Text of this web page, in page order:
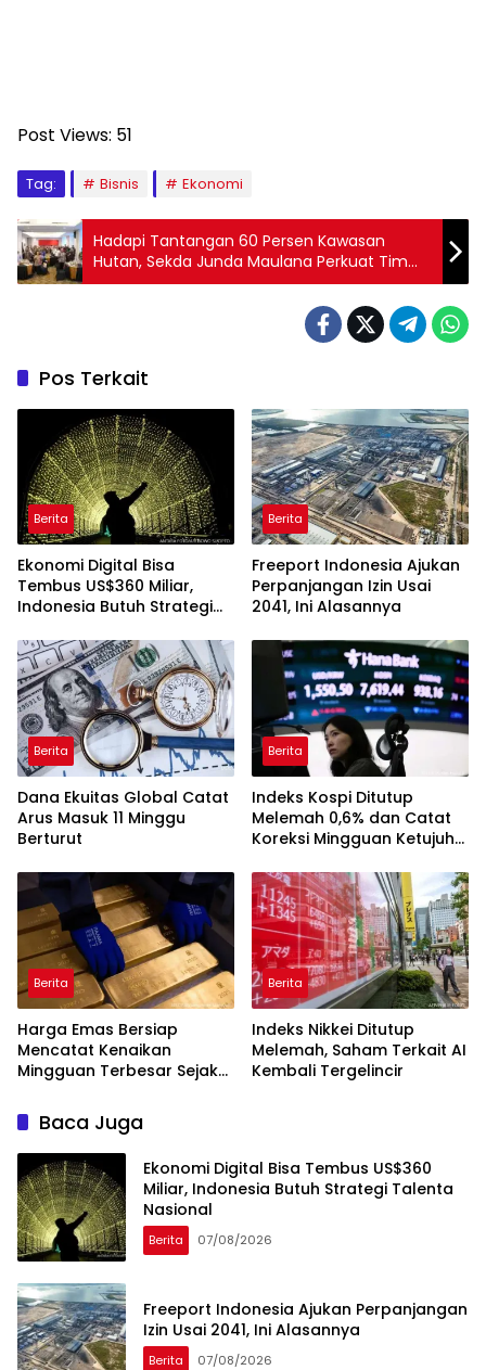
Post Views: 51
Tag: Bisnis Ekonomi
Hadapi Tantangan 60 Persen Kawasan
Hutan, Sekda Junda Maulana Perkuat Tim
GTRA Sulbar
Pos Terkait
Berita
Ekonomi Digital Bisa
Tembus US$360 Miliar,
Indonesia Butuh Strategi
Berita
Freeport Indonesia Ajukan
Perpanjangan Izin Usai
2041, Ini Alasannya
Berita
Dana Ekuitas Global Catat
Arus Masuk 11 Minggu
Berturut
Berita
Indeks Kospi Ditutup
Melemah 0,6% dan Catat
Koreksi Mingguan Ketujuh
Berita
Harga Emas Bersiap
Mencatat Kenaikan
Mingguan Terbesar Sejak
Berita
Indeks Nikkei Ditutup
Melemah, Saham Terkait AI
Kembali Tergelincir
Baca Juga
Ekonomi Digital Bisa Tembus US$360
Miliar, Indonesia Butuh Strategi Talenta
Nasional
Berita 07/08/2026
Freeport Indonesia Ajukan Perpanjangan
Izin Usai 2041, Ini Alasannya
Berita 07/08/2026